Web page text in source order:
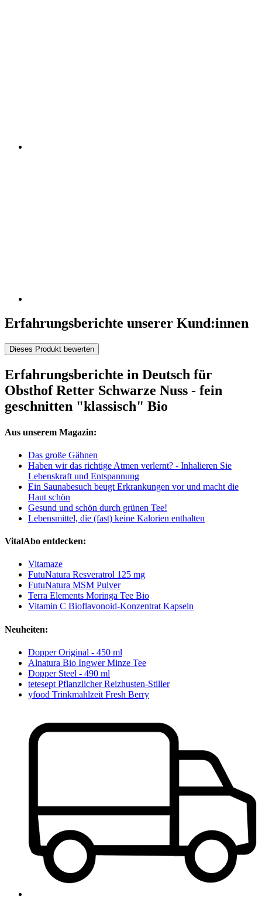
Erfahrungsberichte unserer Kund:innen
Dieses Produkt bewerten
Erfahrungsberichte in Deutsch für
Obsthof Retter Schwarze Nuss - fein
geschnitten "klassisch" Bio
Aus unserem Magazin:
Das große Gähnen
Haben wir das richtige Atmen verlernt? - Inhalieren Sie
Lebenskraft und Entspannung
Ein Saunabesuch beugt Erkrankungen vor und macht die
Haut schön
Gesund und schön durch grünen Tee!
Lebensmittel, die (fast) keine Kalorien enthalten
VitalAbo entdecken:
Vitamaze
FutuNatura Resveratrol 125 mg
FutuNatura MSM Pulver
Terra Elements Moringa Tee Bio
Vitamin C Bioflavonoid-Konzentrat Kapseln
Neuheiten:
Dopper Original - 450 ml
Alnatura Bio Ingwer Minze Tee
Dopper Steel - 490 ml
tetesept Pflanzlicher Reizhusten-Stiller
yfood Trinkmahlzeit Fresh Berry